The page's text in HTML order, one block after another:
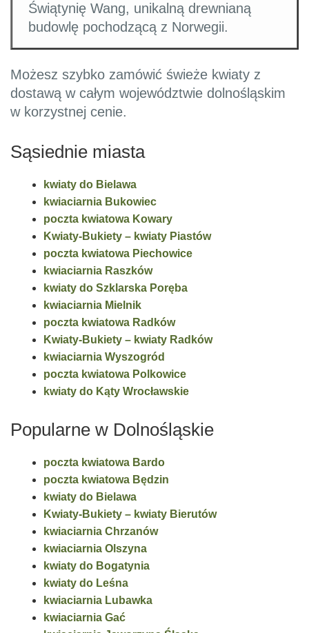
Świątynię Wang, unikalną drewnianą
budowlę pochodzącą z Norwegii.
Możesz szybko zamówić świeże kwiaty z
dostawą w całym województwie dolnośląskim
w korzystnej cenie.
Sąsiednie miasta
kwiaty do Bielawa
kwiaciarnia Bukowiec
poczta kwiatowa Kowary
Kwiaty-Bukiety – kwiaty Piastów
poczta kwiatowa Piechowice
kwiaciarnia Raszków
kwiaty do Szklarska Poręba
kwiaciarnia Mielnik
poczta kwiatowa Radków
Kwiaty-Bukiety – kwiaty Radków
kwiaciarnia Wyszogród
poczta kwiatowa Polkowice
kwiaty do Kąty Wrocławskie
Popularne w Dolnośląskie
poczta kwiatowa Bardo
poczta kwiatowa Będzin
kwiaty do Bielawa
Kwiaty-Bukiety – kwiaty Bierutów
kwiaciarnia Chrzanów
kwiaciarnia Olszyna
kwiaty do Bogatynia
kwiaty do Leśna
kwiaciarnia Lubawka
kwiaciarnia Gać